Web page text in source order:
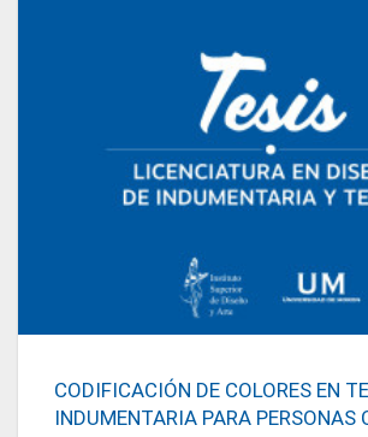
CODIFICACIÓN DE COLORES EN
INDUMENTARIA PARA PERSONAS